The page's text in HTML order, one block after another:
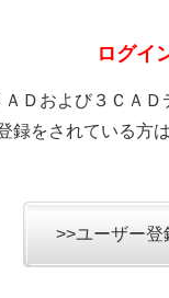
ログイ
Ｄおよび３ＣＡ
録をされている方
>>ユーザー